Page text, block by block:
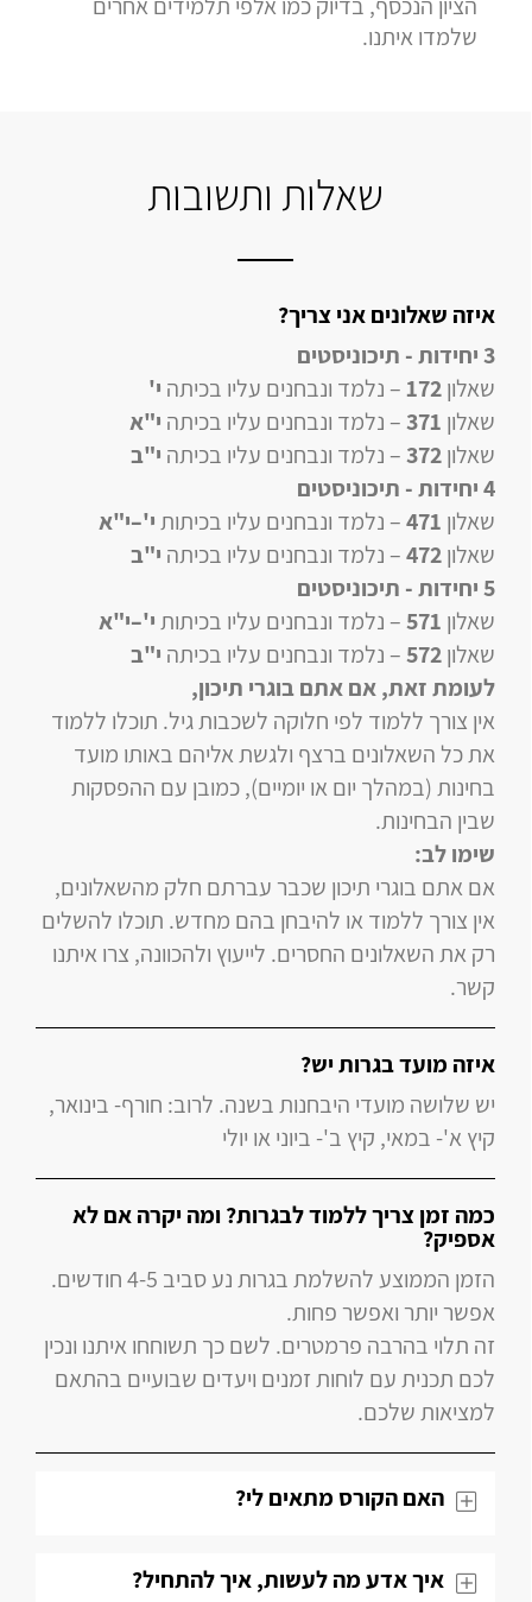
הציון הנכסף, בדיוק כמו אלפי תלמידים אחרים
שלמדו איתנו.
שאלות ותשובות
איזה שאלונים אני צריך?
3 יחידות - תיכוניסטים
שאלון172– נלמד ונבחנים עליו בכיתה י'
שאלון 371– נלמד ונבחנים עליו בכיתה י"א
שאלון372– נלמד ונבחנים עליו בכיתה י"ב
4 יחידות
- תיכוניסטים
שאלון 471
–נלמד ונבחנים עליו בכיתותי'–י"א
שאלון472
–נלמד ונבחנים עליו בכיתה י"ב
5 יחידות
- תיכוניסטים
שאלון 571
–נלמד ונבחנים עליו בכיתותי'–י"א
שאלון572
–נלמד ונבחנים עליו בכיתה י"ב
לעומת זאת, אם אתם בוגרי תיכון,
אין צורך ללמוד לפי חלוקה לשכבות גיל. תוכלו ללמוד
את כל השאלונים ברצף ולגשת אליהם באותו מועד
בחינות (במהלך יום או יומיים), כמובן עם ההפסקות
שבין הבחינות.
שימו לב:
אם אתם בוגרי תיכון שכבר עברתם חלק מהשאלונים,
אין צורך ללמוד או להיבחן בהם מחדש. תוכלו להשלים
רק את השאלונים החסרים. לייעוץ ולהכוונה, צרו איתנו
קשר.
איזה מועד בגרות יש?
יש שלושה מועדי היבחנות בשנה. לרוב: חורף- בינואר,
קיץ א'- במאי, קיץ ב'- ביוני או יולי
כמה זמן צריך ללמוד לבגרות? ומה יקרה אם לא
אספיק?
הזמן הממוצע להשלמת בגרות נע סביב 4-5 חודשים.
אפשר יותר ואפשר פחות.
זה תלוי בהרבה פרמטרים. לשם כך תשוחחו איתנו ונכין
לכם תכנית עם לוחות זמנים ויעדים שבועיים בהתאם
למציאות שלכם.
האם הקורס מתאים לי?
איך אדע מה לעשות, איך להתחיל?